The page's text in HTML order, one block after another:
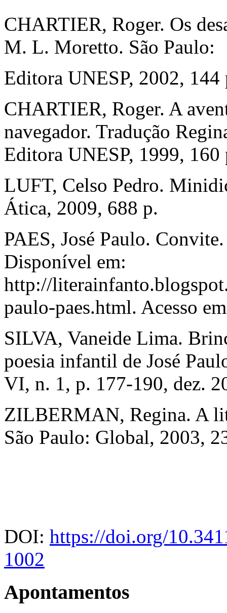
CHARTIER, Roger. Os
M. L. Moretto. São Paulo:
Editora UNESP, 2002, 144
CHARTIER, Roger. A
navegador. Tradução
Editora UNESP, 1999, 160
LUFT, Celso Pedro.
Ática, 2009, 688 p.
PAES, José Paulo.
Disponível em:
http://
paulo-paes.html. Acesso
SILVA, Vaneide Lima.
poesia infantil de José
VI, n. 1, p. 177-190, dez.
ZILBERMAN, Regina. A
São Paulo: Global, 2003,
DOI: https://doi.org/
1002
Apontamentos